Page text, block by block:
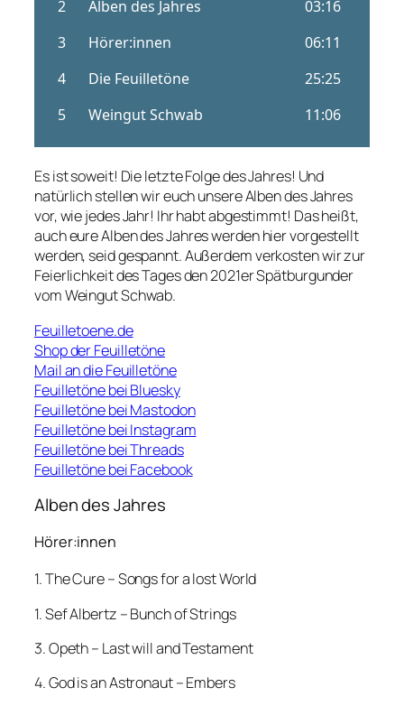
Es ist soweit! Die letzte Folge des Jahres! Und
natürlich stellen wir euch unsere Alben des Jahres
vor, wie jedes Jahr! Ihr habt abgestimmt! Das heißt,
auch eure Alben des Jahres werden hier vorgestellt
werden, seid gespannt. Außerdem verkosten wir zur
Feierlichkeit des Tages den 2021er Spätburgunder
vom Weingut Schwab.
Feuilletoene.de
Shop der Feuilletöne
Mail an die Feuilletöne
Feuilletöne bei Bluesky
Feuilletöne bei Mastodon
Feuilletöne bei Instagram
Feuilletöne bei Threads
Feuilletöne bei Facebook
Alben des Jahres
Hörer:innen
1. The Cure – Songs for a lost World
1. Sef Albertz – Bunch of Strings
3. Opeth – Last will and Testament
4. God is an Astronaut – Embers